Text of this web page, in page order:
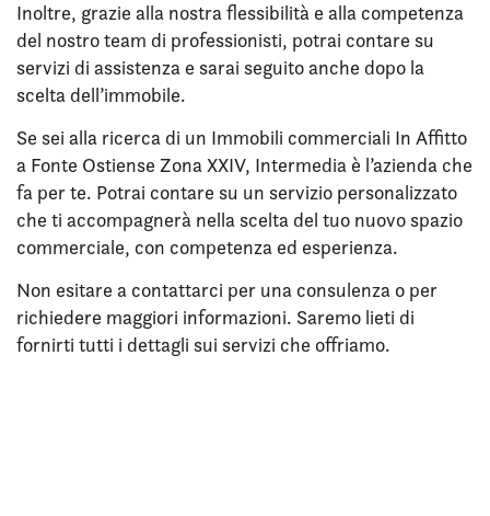
Inoltre, grazie alla nostra flessibilità e alla competenza
del nostro team di professionisti, potrai contare su
servizi di assistenza e sarai seguito anche dopo la
scelta dell’immobile.
Se sei alla ricerca di un Immobili commerciali In Affitto
a Fonte Ostiense Zona XXIV, Intermedia è l’azienda che
fa per te. Potrai contare su un servizio personalizzato
che ti accompagnerà nella scelta del tuo nuovo spazio
commerciale, con competenza ed esperienza.
Non esitare a contattarci per una consulenza o per
richiedere maggiori informazioni. Saremo lieti di
fornirti tutti i dettagli sui servizi che offriamo.